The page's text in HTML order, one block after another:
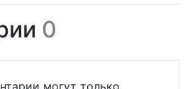
0
могут только